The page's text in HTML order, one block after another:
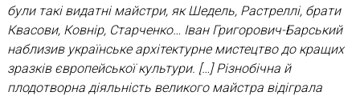
були такі видатні майстри, як Шедель, Растреллі, брати
Квасови, Ковнір, Старченко… Іван Григорович-Барський
наблизив українське архітектурне мистецтво до кращих
зразків європейської культури. […] Різнобічна й
плодотворна діяльність великого майстра відіграла